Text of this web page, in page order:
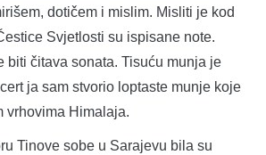
dotičem i mislim. Misliti je kod
Svjetlosti su ispisane note.
biti čitava sonata. Tisuću munja je
ja sam stvorio loptaste munje koje
vrhovima Himalaja.
Tinove sobe u Sarajevu bila su